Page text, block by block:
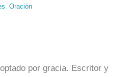
,Oración
por gracia. Escritor y